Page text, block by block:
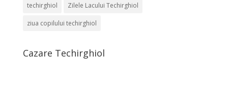
techirghiol Zilele Lacului Techirghiol
ziua copilului techirghiol
Cazare Techirghiol